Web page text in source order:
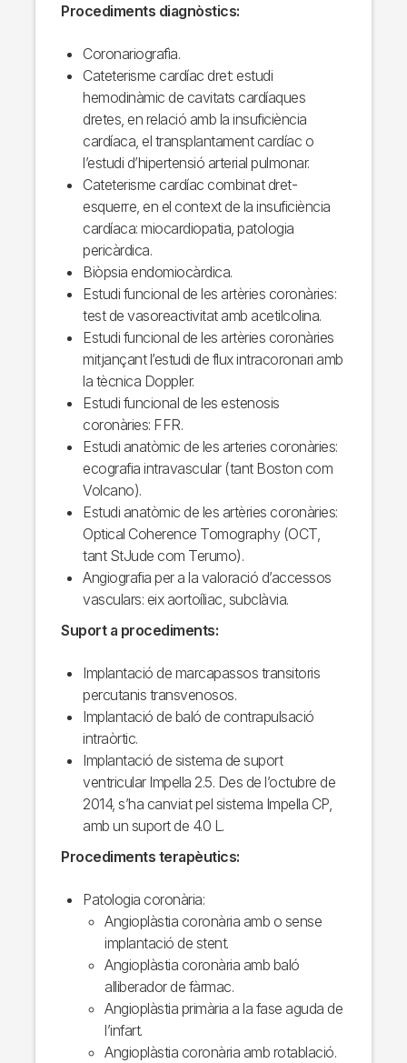
Procediments diagnòstics:
Coronariografìa.
Cateterisme cardíac dret: estudi
hemodinàmic de cavitats cardíaques
dretes, en relació amb la insuficiència
cardíaca, el transplantament cardíac o
l’estudi d’hipertensió arterial pulmonar.
Cateterisme cardíac combinat dret-
esquerre, en el context de la insuficiència
cardíaca: miocardiopatia, patologia
pericàrdica.
Biòpsia endomiocàrdica.
Estudi funcional de les artèries coronàries:
test de vasoreactivitat amb acetilcolina.
Estudi funcional de les artèries coronàries
mitjançant l’estudi de flux intracoronari amb
la tècnica Doppler.
Estudi funcional de les estenosis
coronàries: FFR.
Estudi anatòmic de les arteries coronàries:
ecografia intravascular (tant Boston com
Volcano).
Estudi anatòmic de les artèries coronàries:
Optical Coherence Tomography (OCT,
tant StJude com Terumo).
Angiografia per a la valoració d’accessos
vasculars: eix aortoíliac, subclàvia.
Suport a procediments:
Implantació de marcapassos transitoris
percutanis transvenosos.
Implantació de baló de contrapulsació
intraòrtic.
Implantació de sistema de suport
ventricular Impella 2.5. Des de l’octubre de
2014, s’ha canviat pel sistema Impella CP,
amb un suport de 4.0 L.
Procediments terapèutics:
Patologia coronària:
Angioplàstia coronària amb o sense
implantació de stent.
Angioplàstia coronària amb baló
alliberador de fàrmac.
Angioplàstia primària a la fase aguda de
l’infart.
Angioplàstia coronària amb rotablació.